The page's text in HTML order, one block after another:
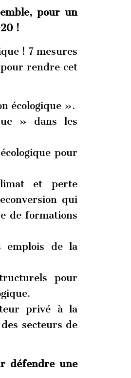
pour un
!
! 7 mesures
rendre cet
écologique ».
» dans les
pour
et perte
qui
de formations
emplois de la
pour
privé à la
secteurs de
défendre une